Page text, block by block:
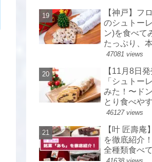
【神戸】フ
のシュトー
ン)を食べて
たっぷり、
ュトーレン〜
47081 views
【11月8日
「シュトー
みた！〜ド
とり食べや
け〜
46127 views
【叶 匠壽庵
を徹底紹介
全種類食べ